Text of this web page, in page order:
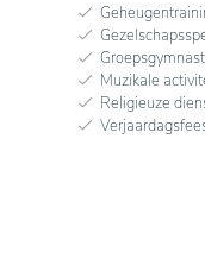
Muzikale
Religieuze